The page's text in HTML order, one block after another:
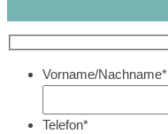
Vorname/Nachname*
Telefon*